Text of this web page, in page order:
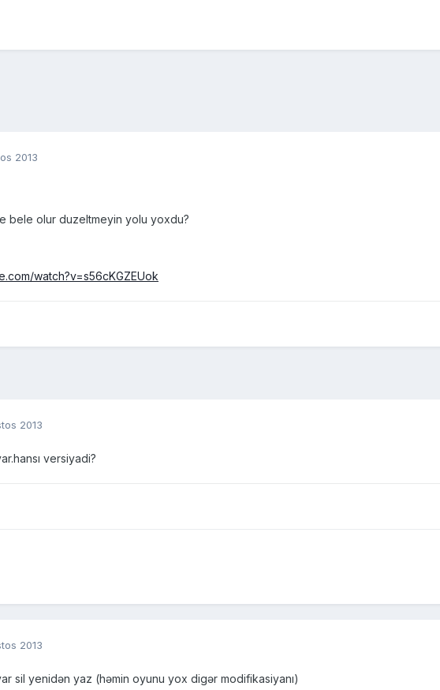
2013
bele olur duzeltmeyin yolu yoxdu?
watch?v=s56cKGZEUok
2013
versiyadi?
2013
sil yenidən yaz (həmin oyunu yox digər modifikasiyanı)